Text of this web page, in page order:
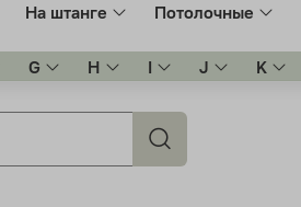
На штанге Потолочные
G H I J K